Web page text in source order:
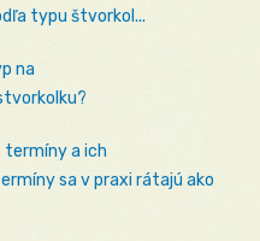
typu štvorkol...
na
termíny a ich
sa v praxi rátajú ako